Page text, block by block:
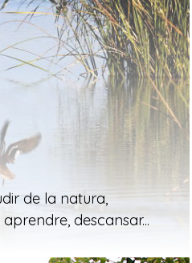
de la natura,
descansar...